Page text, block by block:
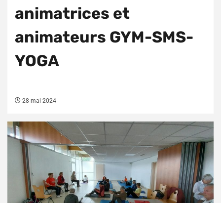
animatrices et
animateurs GYM-SMS-
YOGA
28 mai 2024